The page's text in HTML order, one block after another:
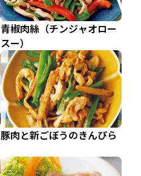
青椒肉絲（チンジャオロー
スー）
豚肉と新ごぼうのきんぴら